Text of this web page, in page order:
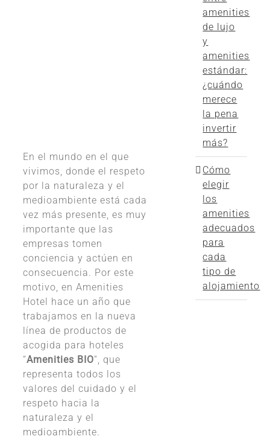
En el mundo en el que
vivimos, donde el respeto
por la naturaleza y el
medioambiente está cada
vez más presente, es muy
importante que las
empresas tomen
conciencia y actúen en
consecuencia. Por este
motivo, en Amenities
Hotel hace un año que
trabajamos en la nueva
línea de productos de
acogida para hoteles
“Amenities BIO”, que
representa todos los
valores del cuidado y el
respeto hacia la
naturaleza y el
medioambiente.
amenities
de lujo
y
amenities
estándar:
¿cuándo
merece
la pena
invertir
más?
Cómo
elegir
los
amenities
adecuados
para
cada
tipo de
alojamiento